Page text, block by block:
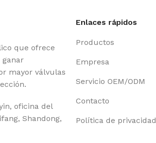
que ofrece
mayor válvulas
oficina del
Shandong,
Enlaces rápidos
Productos
Empresa
Servicio OEM/ODM
Contacto
Política de privacidad